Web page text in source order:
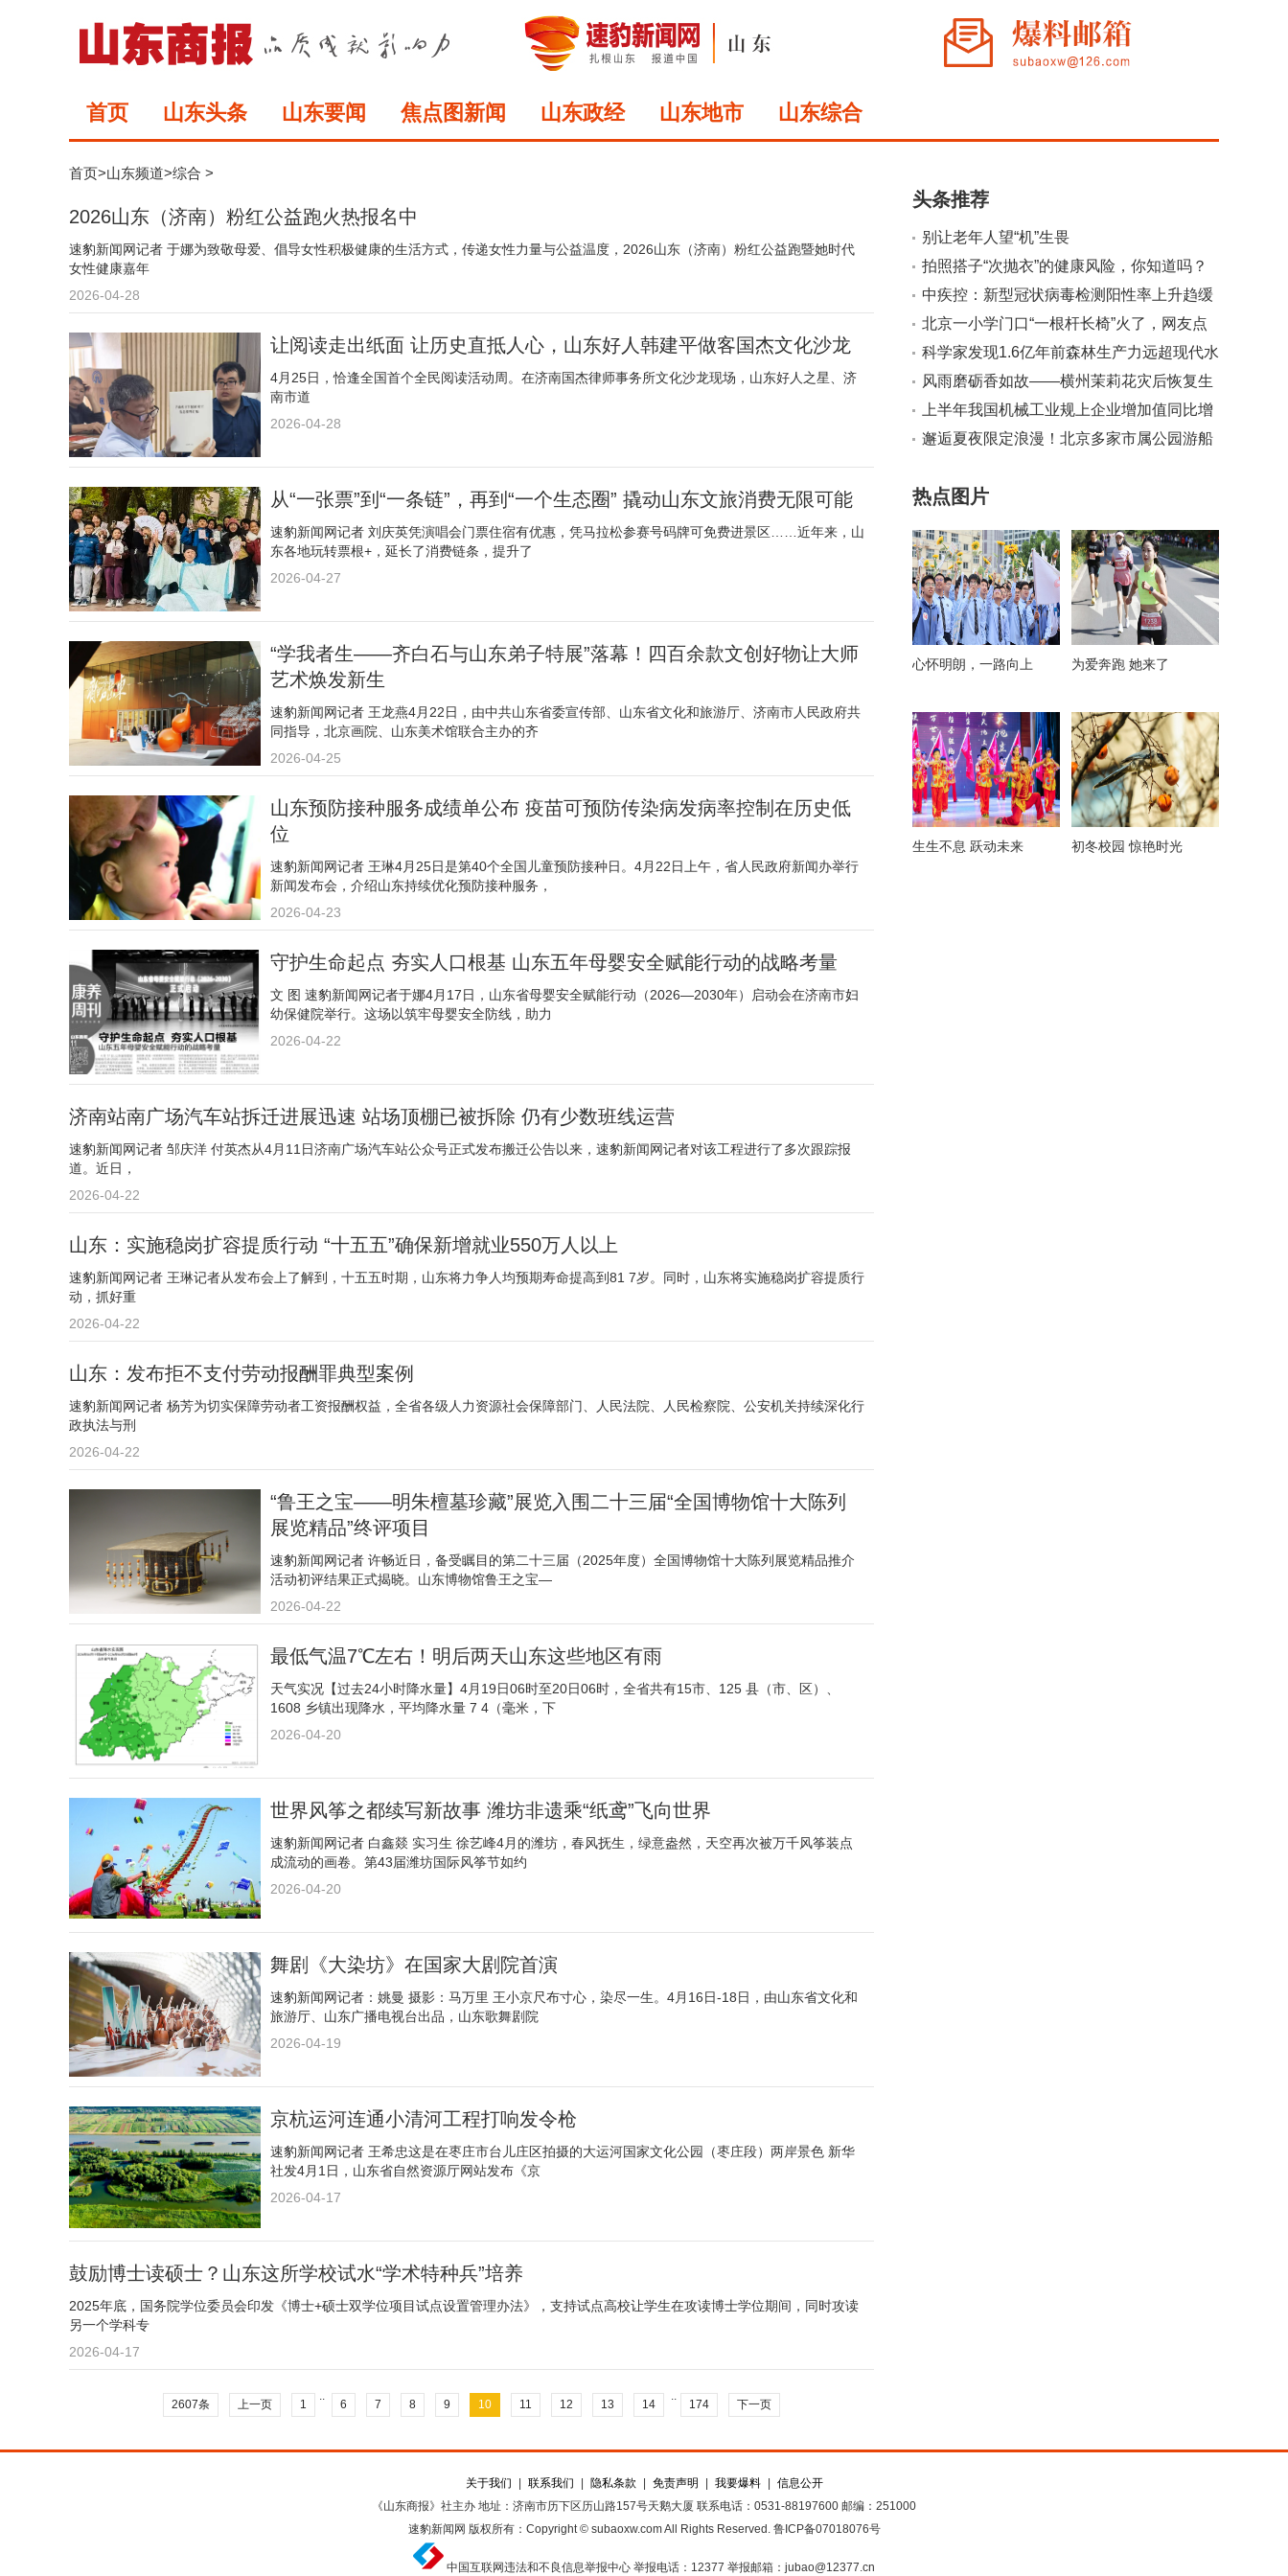
首页 山东头条 山东要闻 焦点图新闻 山东政经 山东地市 山东综合
首页>山东频道>综合 >
2026山东（济南）粉红公益跑火热报名中
速豹新闻网记者 于娜为致敬母爱、倡导女性积极健康的生活方式，传递女性力量与公益温度，2026山东（济南）粉红公益跑暨她时代
女性健康嘉年
2026-04-28
让阅读走出纸面 让历史直抵人心，山东好人韩建平做客国杰文化沙龙
4月25日，恰逢全国首个全民阅读活动周。在济南国杰律师事务所文化沙龙现场，山东好人之星、济
南市道
2026-04-28
从“一张票”到“一条链”，再到“一个生态圈” 撬动山东文旅消费无限可能
速豹新闻网记者 刘庆英凭演唱会门票住宿有优惠，凭马拉松参赛号码牌可免费进景区……近年来，山
东各地玩转票根+，延长了消费链条，提升了
2026-04-27
“学我者生——齐白石与山东弟子特展”落幕！四百余款文创好物让大师
艺术焕发新生
速豹新闻网记者 王龙燕4月22日，由中共山东省委宣传部、山东省文化和旅游厅、济南市人民政府共
同指导，北京画院、山东美术馆联合主办的齐
2026-04-25
山东预防接种服务成绩单公布 疫苗可预防传染病发病率控制在历史低
位
速豹新闻网记者 王琳4月25日是第40个全国儿童预防接种日。4月22日上午，省人民政府新闻办举行
新闻发布会，介绍山东持续优化预防接种服务，
2026-04-23
守护生命起点 夯实人口根基 山东五年母婴安全赋能行动的战略考量
文 图 速豹新闻网记者于娜4月17日，山东省母婴安全赋能行动（2026—2030年）启动会在济南市妇
幼保健院举行。这场以筑牢母婴安全防线，助力
2026-04-22
济南站南广场汽车站拆迁进展迅速 站场顶棚已被拆除 仍有少数班线运营
速豹新闻网记者 邹庆洋 付英杰从4月11日济南广场汽车站公众号正式发布搬迁公告以来，速豹新闻网记者对该工程进行了多次跟踪报
道。近日，
2026-04-22
山东：实施稳岗扩容提质行动 “十五五”确保新增就业550万人以上
速豹新闻网记者 王琳记者从发布会上了解到，十五五时期，山东将力争人均预期寿命提高到81 7岁。同时，山东将实施稳岗扩容提质行
动，抓好重
2026-04-22
山东：发布拒不支付劳动报酬罪典型案例
速豹新闻网记者 杨芳为切实保障劳动者工资报酬权益，全省各级人力资源社会保障部门、人民法院、人民检察院、公安机关持续深化行
政执法与刑
2026-04-22
“鲁王之宝——明朱檀墓珍藏”展览入围二十三届“全国博物馆十大陈列
展览精品”终评项目
速豹新闻网记者 许畅近日，备受瞩目的第二十三届（2025年度）全国博物馆十大陈列展览精品推介
活动初评结果正式揭晓。山东博物馆鲁王之宝—
2026-04-22
最低气温7℃左右！明后两天山东这些地区有雨
天气实况【过去24小时降水量】4月19日06时至20日06时，全省共有15市、125 县（市、区）、
1608 乡镇出现降水，平均降水量 7 4（毫米，下
2026-04-20
世界风筝之都续写新故事 潍坊非遗乘“纸鸢”飞向世界
速豹新闻网记者 白鑫燚 实习生 徐艺峰4月的潍坊，春风抚生，绿意盎然，天空再次被万千风筝装点
成流动的画卷。第43届潍坊国际风筝节如约
2026-04-20
舞剧《大染坊》在国家大剧院首演
速豹新闻网记者：姚曼 摄影：马万里 王小京尺布寸心，染尽一生。4月16日-18日，由山东省文化和
旅游厅、山东广播电视台出品，山东歌舞剧院
2026-04-19
京杭运河连通小清河工程打响发令枪
速豹新闻网记者 王希忠这是在枣庄市台儿庄区拍摄的大运河国家文化公园（枣庄段）两岸景色 新华
社发4月1日，山东省自然资源厅网站发布《京
2026-04-17
鼓励博士读硕士？山东这所学校试水“学术特种兵”培养
2025年底，国务院学位委员会印发《博士+硕士双学位项目试点设置管理办法》，支持试点高校让学生在攻读博士学位期间，同时攻读
另一个学科专
2026-04-17
2607条 上一页 1
..
6 7 8 9 10 11 12 13 14
..
174 下一页
头条推荐
别让老年人望“机”生畏
拍照搭子“次抛衣”的健康风险，你知道吗？
中疾控：新型冠状病毒检测阳性率上升趋缓
北京一小学门口“一根杆长椅”火了，网友点
赞：建议全国推广
科学家发现1.6亿年前森林生产力远超现代水
平
风雨磨砺香如故——横州茉莉花灾后恢复生
产
上半年我国机械工业规上企业增加值同比增
长6.4%
邂逅夏夜限定浪漫！北京多家市属公园游船
热点图片
心怀明朗，一路向上 为爱奔跑 她来了
生生不息 跃动未来 初冬校园 惊艳时光
关于我们 联系我们 隐私条款 免责声明 我要爆料
信息公开
《山东商报》社主办 地址：济南市历下区历山路157号天鹅大厦 联系电话：0531-88197600 邮编：251000
速豹新闻网 版权所有：Copyright © subaoxw.com All Rights Reserved. 鲁ICP备07018076号
中国互联网违法和不良信息举报中心 举报电话：12377 举报邮箱：jubao@12377.cn